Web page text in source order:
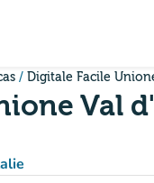
Digitale Facile
Val
Maps)